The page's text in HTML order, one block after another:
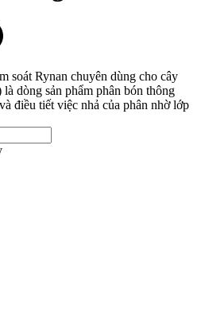
soát Rynan chuyên dùng cho cây
dòng sản phẩm phân bón thông
điều tiết việc nhả của phân nhờ lớp